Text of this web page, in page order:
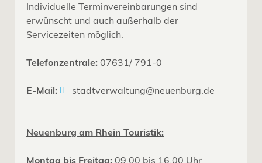
Individuelle Terminvereinbarungen sind
erwünscht und auch außerhalb der
Servicezeiten möglich.
Telefonzentrale: 07631/ 791-0
E-Mail: stadtverwaltung@neuenburg.de
Neuenburg am Rhein Touristik:
Montag bis Freitag: 09.00 bis 16.00 Uhr